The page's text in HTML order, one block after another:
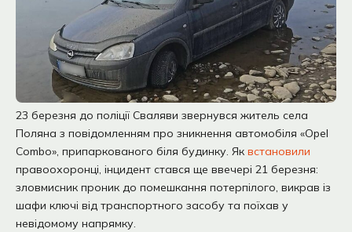
23 березня до поліції Сваляви звернувся житель села
Поляна з повідомленням про зникнення автомобіля «Opel
Combo», припаркованого біля будинку. Як встановили
правоохоронці, інцидент стався ще ввечері 21 березня:
зловмисник проник до помешкання потерпілого, викрав із
шафи ключі від транспортного засобу та поїхав у
невідомому напрямку.